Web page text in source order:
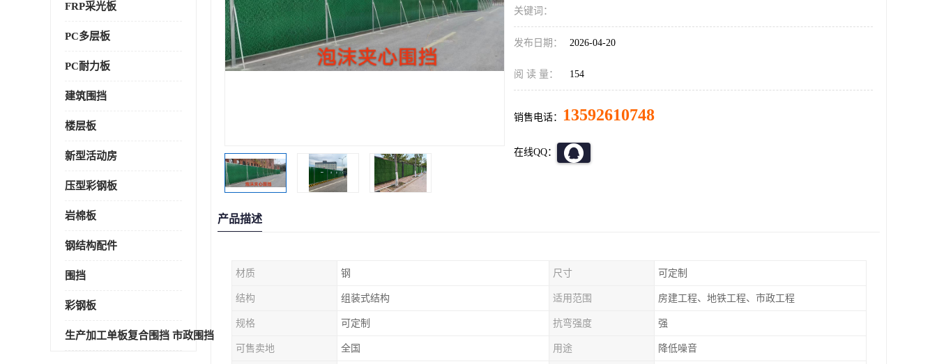
FRP采光板
PC多层板
PC耐力板
建筑围挡
楼层板
新型活动房
压型彩钢板
岩棉板
钢结构配件
围挡
彩钢板
生产加工单板复合围挡 市政围挡
关键词：
发布日期： 2026-04-20
阅 读 量： 154
销售电话： 13592610748
在线QQ：
产品描述
材质 钢 尺寸 可定制
结构 组装式结构 适用范围 房建工程、地铁工程、市政工程
规格 可定制 抗弯强度 强
可售卖地 全国 用途 降低噪音